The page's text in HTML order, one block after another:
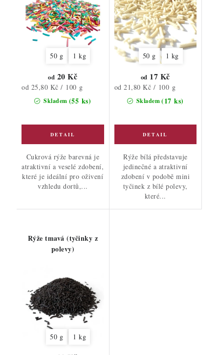
50 g 1 kg
Skladem (55 ks)
od 20 Kč
Měrná
cena:
od 25,80 Kč / 100 g
Cukrová rýže barevná je
atraktivní a veselé zdobení,
které je ideální pro oživení
vzhledu dortů,...
50 g 1 kg
Skladem(17 ks)
od 17 Kč
Měrná
cena:
od 21,80 Kč / 100 g
Rýže bílá představuje
jedinečné a atraktivní
zdobení v podobě mini
tyčinek z bílé polevy,
které...
Rýže tmavá (tyčinky z
polevy)
50 g 1 kg